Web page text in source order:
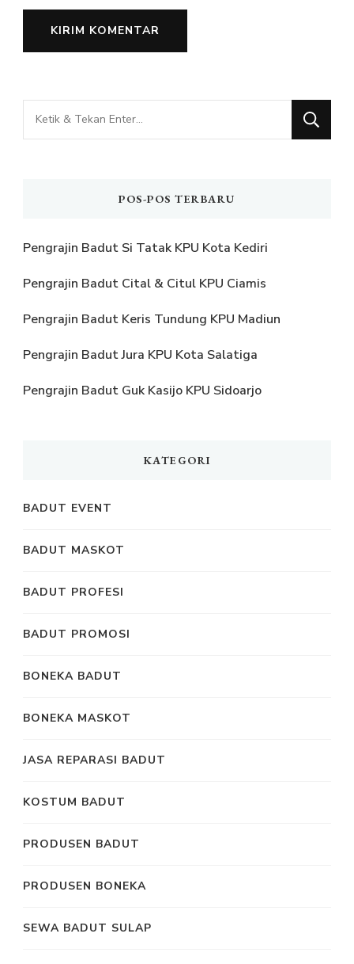
Mencari
Sesuatu?
POS-POS TERBARU
Pengrajin Badut Si Tatak KPU Kota Kediri
Pengrajin Badut Cital & Citul KPU Ciamis
Pengrajin Badut Keris Tundung KPU Madiun
Pengrajin Badut Jura KPU Kota Salatiga
Pengrajin Badut Guk Kasijo KPU Sidoarjo
KATEGORI
BADUT EVENT
BADUT MASKOT
BADUT PROFESI
BADUT PROMOSI
BONEKA BADUT
BONEKA MASKOT
JASA REPARASI BADUT
KOSTUM BADUT
PRODUSEN BADUT
PRODUSEN BONEKA
SEWA BADUT SULAP